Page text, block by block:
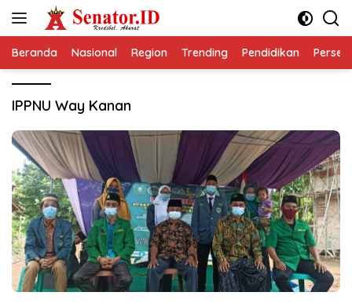
Beranda Nasional Region Trending Pendidikan
IPPNU Way Kanan